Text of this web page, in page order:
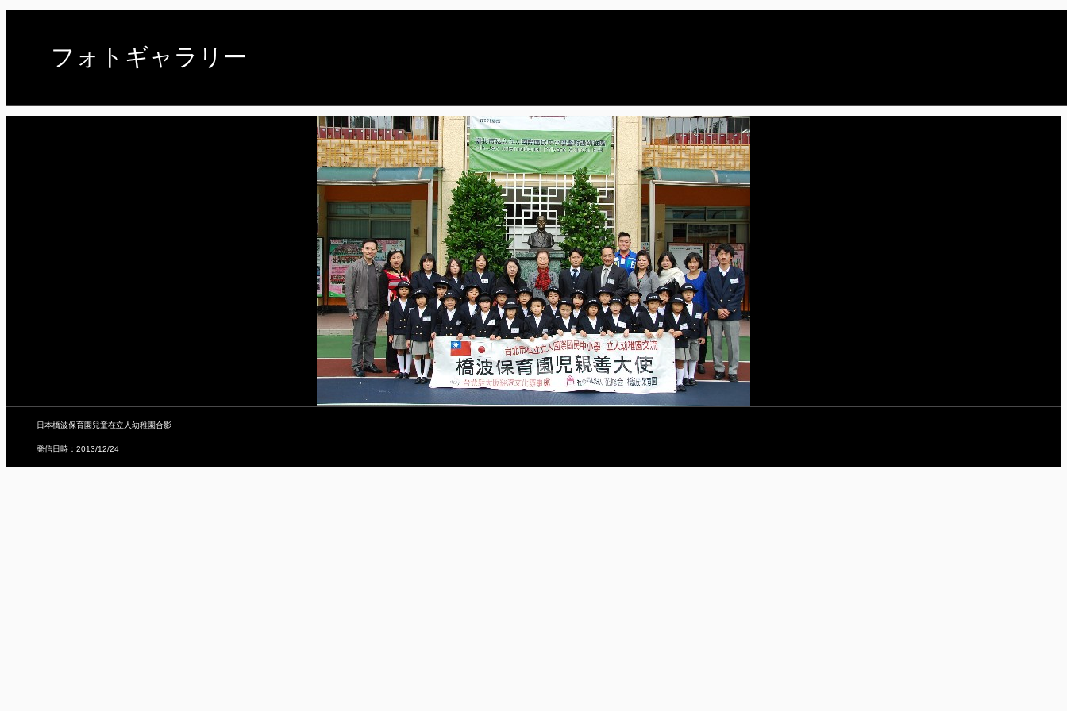
フォトギャラリー
日本橋波保育園兒童在立人幼稚園合影
発信日時：2013/12/24